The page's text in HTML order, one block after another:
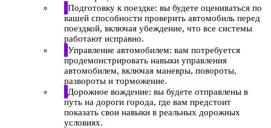
Подготовку к поездке: вы будете оцениваться по
вашей способности проверить автомобиль перед
поездкой, включая убеждение, что все системы
работают исправно.
Управление автомобилем: вам потребуется
продемонстрировать навыки управления
автомобилем, включая маневры, повороты,
развороты и торможение.
Дорожное вождение: вы будете отправлены в
путь на дороги города, где вам предстоит
показать свои навыки в реальных дорожных
условиях.